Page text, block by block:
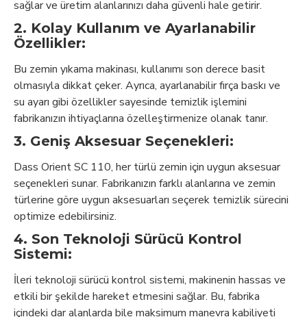
sağlar ve üretim alanlarınızı daha güvenli hale getirir.
2. Kolay Kullanım ve Ayarlanabilir
Özellikler:
Bu zemin yıkama makinası, kullanımı son derece basit
olmasıyla dikkat çeker. Ayrıca, ayarlanabilir fırça baskı ve
su ayarı gibi özellikler sayesinde temizlik işlemini
fabrikanızın ihtiyaçlarına özelleştirmenize olanak tanır.
3. Geniş Aksesuar Seçenekleri:
Dass Orient SC 110, her türlü zemin için uygun aksesuar
seçenekleri sunar. Fabrikanızın farklı alanlarına ve zemin
türlerine göre uygun aksesuarları seçerek temizlik sürecini
optimize edebilirsiniz.
4. Son Teknoloji Sürücü Kontrol
Sistemi:
İleri teknoloji sürücü kontrol sistemi, makinenin hassas ve
etkili bir şekilde hareket etmesini sağlar. Bu, fabrika
içindeki dar alanlarda bile maksimum manevra kabiliyeti